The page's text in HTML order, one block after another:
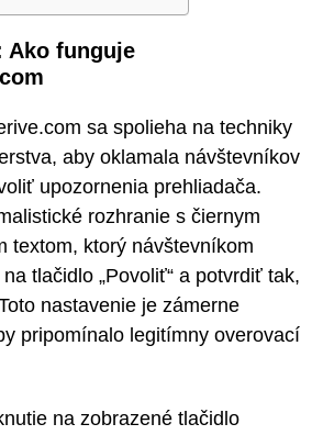
Ako funguje
sa spolieha na techniky
aby oklamala návštevníkov
upozornenia prehliadača.
rozhranie s čiernym
textom, ktorý návštevníkom
tlačidlo „Povoliť“ a potvrdiť tak,
nastavenie je zámerne
pripomínalo legitímny overovací
na zobrazené tlačidlo